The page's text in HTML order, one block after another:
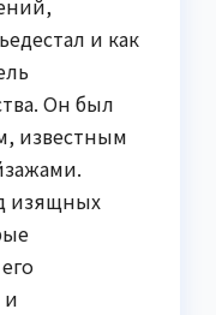
и как
Он был
известным
изящных
и